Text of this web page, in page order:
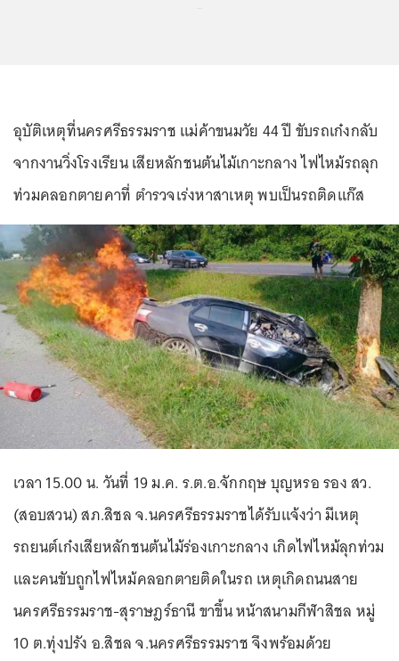
อุบัติเหตุที่นครศรีธรรมราช แม่ค้าขนมวัย 44 ปี ขับรถเก๋งกลับ
จากงานวิ่งโรงเรียน เสียหลักชนต้นไม้เกาะกลาง ไฟไหม้รถลุก
ท่วมคลอกตายคาที่ ตำรวจเร่งหาสาเหตุ พบเป็นรถติดแก๊ส
เวลา 15.00 น. วันที่ 19 ม.ค. ร.ต.อ.จักกฤษ บุญหรอ รอง สว.
(สอบสวน) สภ.สิชล จ.นครศรีธรรมราชได้รับแจ้งว่า มีเหตุ
รถยนต์เก๋งเสียหลักชนต้นไม้ร่องเกาะกลาง เกิดไฟไหม้ลุกท่วม
และคนขับถูกไฟไหม้คลอกตายติดในรถ เหตุเกิดถนนสาย
นครศรีธรรมราช-สุราษฎร์ธานี ขาขึ้น หน้าสนามกีฬาสิชล หมู่
10 ต.ทุ่งปรัง อ.สิชล จ.นครศรีธรรมราช จึงพร้อมด้วย